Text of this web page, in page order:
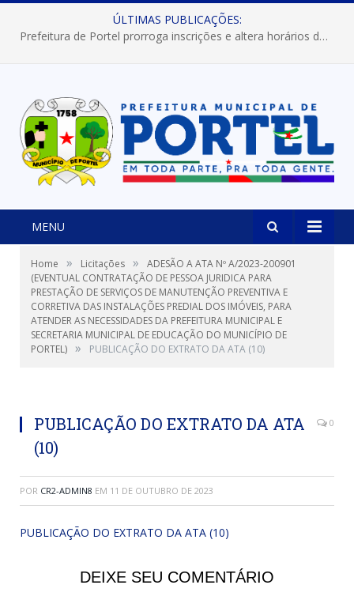
ÚLTIMAS PUBLICAÇÕES:
Prefeitura de Portel prorroga inscrições e altera horários dos concursos “Musa” e “Miss Mix Verão 2026”
MENU
Home » Licitações »
ADESÃO A ATA Nº A/2023-200901
(EVENTUAL CONTRATAÇÃO DE PESSOA JURIDICA PARA
PRESTAÇÃO DE SERVIÇOS DE MANUTENÇÃO PREVENTIVA E
CORRETIVA DAS INSTALAÇÕES PREDIAL DOS IMÓVEIS, PARA
ATENDER AS NECESSIDADES DA PREFEITURA MUNICIPAL E
SECRETARIA MUNICIPAL DE EDUCAÇÃO DO MUNICÍPIO DE
PORTEL) » PUBLICAÇÃO DO EXTRATO DA ATA (10)
PUBLICAÇÃO DO EXTRATO DA ATA
(10)
0
POR CR2-ADMIN8 EM 11 DE OUTUBRO DE 2023
PUBLICAÇÃO DO EXTRATO DA ATA (10)
DEIXE SEU COMENTÁRIO